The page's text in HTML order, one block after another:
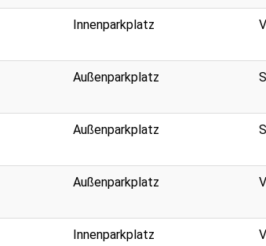
Innenparkplatz
Außenparkplatz
Außenparkplatz
Außenparkplatz
Innenparkplatz